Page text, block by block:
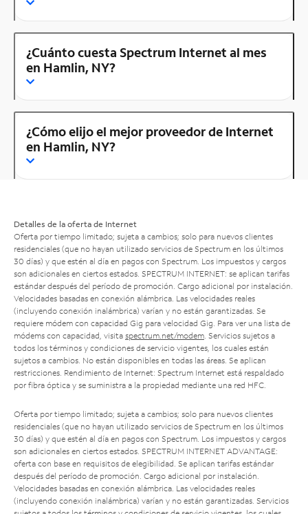
¿Cuánto cuesta Spectrum Internet al mes
en Hamlin, NY?
¿Cómo elijo el mejor proveedor de Internet
en Hamlin, NY?
Detalles de la oferta de Internet
Oferta por tiempo limitado; sujeta a cambios; solo para nuevos clientes
residenciales (que no hayan utilizado servicios de Spectrum en los últimos
30 días) y que estén al día en pagos con Spectrum. Los impuestos y cargos
son adicionales en ciertos estados. SPECTRUM INTERNET: se aplican tarifas
estándar después del período de promoción. Cargo adicional por instalación.
Velocidades basadas en conexión alámbrica. Las velocidades reales
(incluyendo conexión inalámbrica) varían y no están garantizadas. Se
requiere módem con capacidad Gig para velocidad Gig. Para ver una lista de
módems con capacidad, visita spectrum.net/modem . Servicios sujetos a
todos los términos y condiciones de servicio vigentes, los cuales están
sujetos a cambios. No están disponibles en todas las áreas. Se aplican
restricciones. Rendimiento de Internet: Spectrum Internet está respaldado
por fibra óptica y se suministra a la propiedad mediante una red HFC.
Oferta por tiempo limitado; sujeta a cambios; solo para nuevos clientes
residenciales (que no hayan utilizado servicios de Spectrum en los últimos
30 días) y que estén al día en pagos con Spectrum. Los impuestos y cargos
son adicionales en ciertos estados. SPECTRUM INTERNET ADVANTAGE:
oferta con base en requisitos de elegibilidad. Se aplican tarifas estándar
después del período de promoción. Cargo adicional por instalación.
Velocidades basadas en conexión alámbrica. Las velocidades reales
(incluyendo conexión inalámbrica) varían y no están garantizadas. Servicios